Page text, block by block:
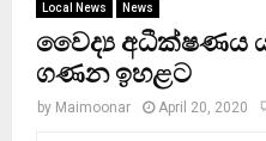
Local News News
වෛද්‍ය අධීක්ෂණය
ගණන ඉහළට
by Maimoonar April 20, 2020